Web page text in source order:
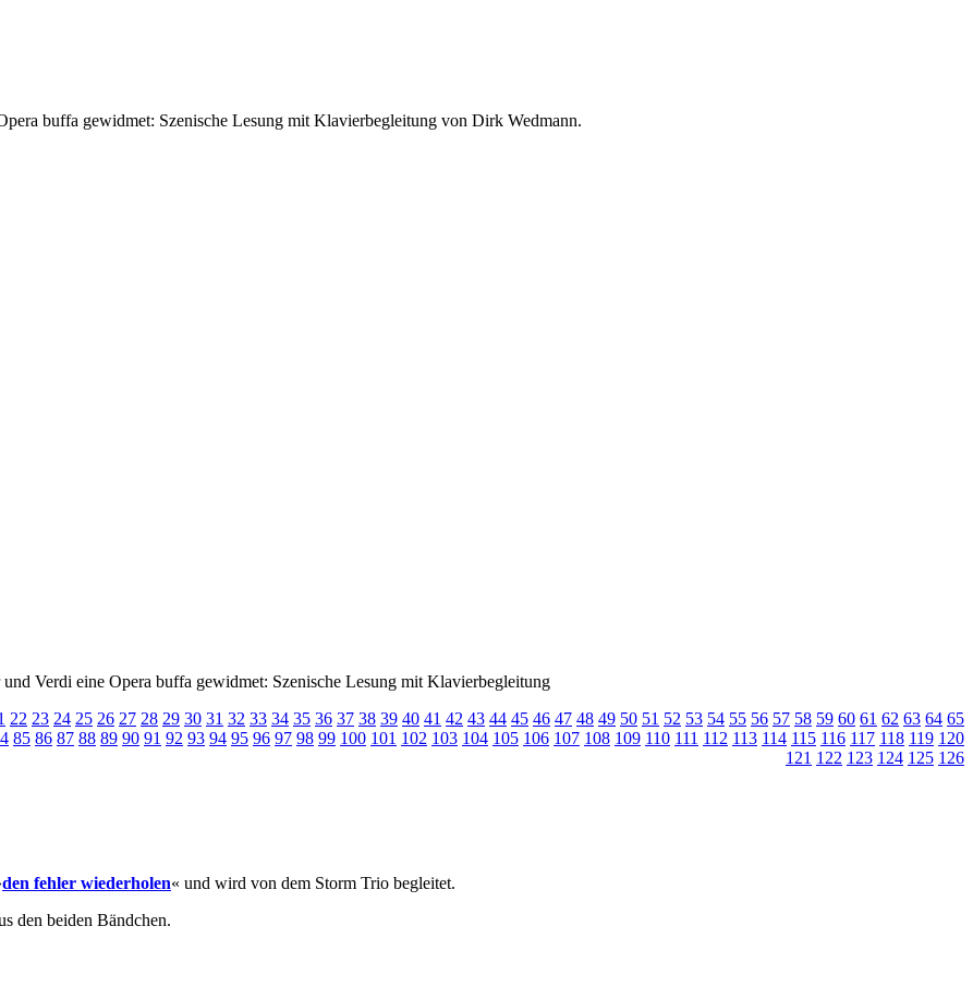
buffa gewidmet: Szenische Lesung mit Klavierbegleitung von Dirk Wedmann.
Verdi eine Opera buffa gewidmet: Szenische Lesung mit Klavierbegleitung
22 23 24 25 26 27 28 29 30 31 32 33 34 35 36 37 38 39 40 41 42 43 44 45 46 47 48 49 50 51 52 53 54 55 56 57 58 59 60 61 62 63 64 65
85 86 87 88 89 90 91 92 93 94 95 96 97 98 99 100 101 102 103 104 105 106 107 108 109 110 111 112 113 114 115 116 117 118 119 120
121 122 123 124 125 126
den fehler wiederholen« und wird von dem Storm Trio begleitet.
den beiden Bändchen.